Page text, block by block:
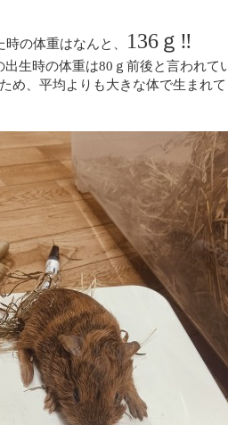
時の体重はなんと、 136ｇ‼️
生時の体重は80ｇ前後と言われて
め、平均よりも大きな体で生まれ